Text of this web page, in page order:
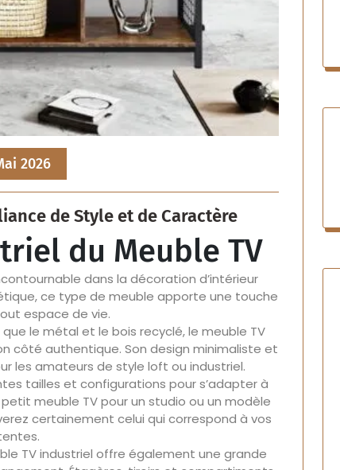
2026
de Style et de Caractère
du Meuble TV
dans la décoration d’intérieur
ce type de meuble apporte une touche
espace de vie.
le métal et le bois recyclé, le meuble TV
côté authentique. Son design minimaliste et
les amateurs de style loft ou industriel.
tailles et configurations pour s’adapter à
meuble TV pour un studio ou un modèle
certainement celui qui correspond à vos
TV industriel offre également une grande